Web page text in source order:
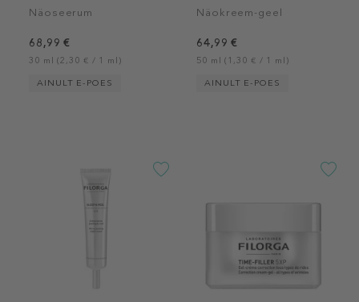
Näoseerum
68,99 €
30 ml (2,30 € / 1 ml)
AINULT E-POES
Näokreem-geel
64,99 €
50 ml (1,30 € / 1 ml)
AINULT E-POES